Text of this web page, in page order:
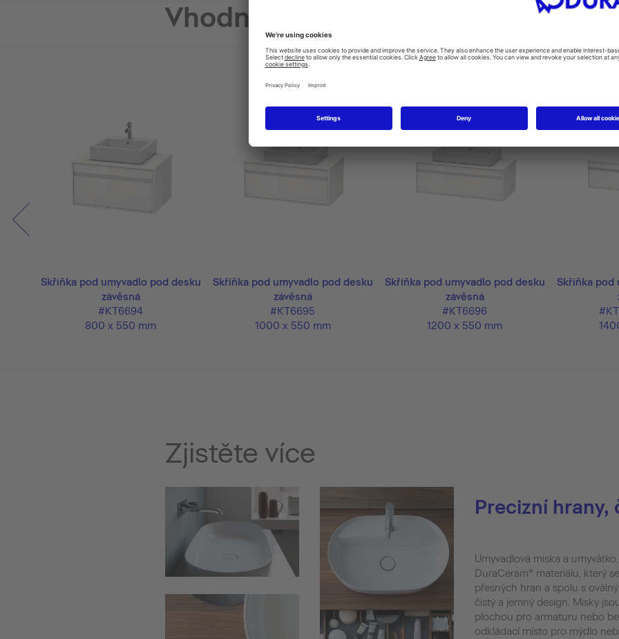
Vhodné produkty
Skříňka pod umyvadlo pod desku
závěsná
#KT6694
800 x 550 mm
Skříňka pod umyvadlo pod desku
závěsná
#KT6695
1000 x 550 mm
Skříňka pod umyvadlo pod desku
závěsná
#KT6696
1200 x 550 mm
Skříňka pod
Zjistěte více
Precizní hrany,
Umyvadlová miska a
DuraCeram® materiálu, který
přesných hran a spolu s
čistý a jemný design. Misky
plochou pro armaturu nebo
odkládací místo pro mýdlo